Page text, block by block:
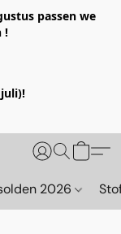
passen we
!
2026